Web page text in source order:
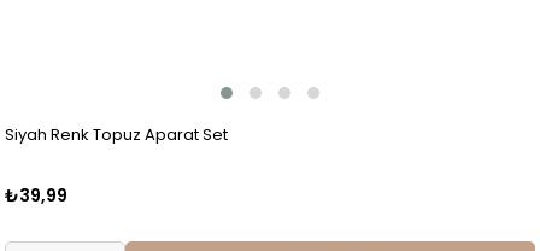
Siyah Renk Topuz Aparat Set
₺39,99